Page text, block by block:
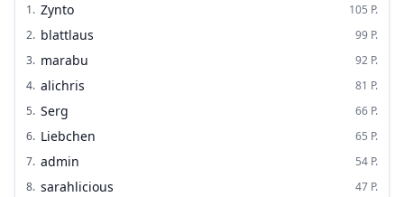
1. Zynto 105 P.
2. blattlaus 99 P.
3. marabu 92 P.
4. alichris 81 P.
5. Serg 66 P.
6. Liebchen 65 P.
7. admin 54 P.
8. sarahlicious 47 P.